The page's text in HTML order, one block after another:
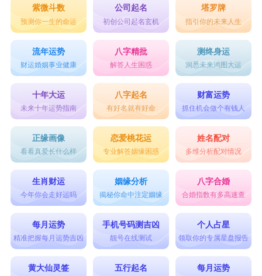
紫微斗数
预测你一生的命运
公司起名
初创公司起名玄机
塔罗牌
指引你的未来人生
流年运势
财运婚姻事业健康
八字精批
解答人生困惑
测终身运
洞悉未来鸿图大运
十年大运
未来十年运势指南
八字起名
有好名就有好命
财富运势
抓住机会做个有钱人
正缘画像
看看真爱长什么样
恋爱桃花运
专业解答姻缘困惑
姓名配对
多维分析配对情况
生肖财运
今年你会走好运吗
姻缘分析
揭秘你命中注定姻缘
八字合婚
合婚指数有多高速查
每月运势
精准把握每月运势吉凶
手机号码测吉凶
靓号在线测试
个人占星
领取你的专属星盘报告
黄大仙灵签 五行起名 每月运势